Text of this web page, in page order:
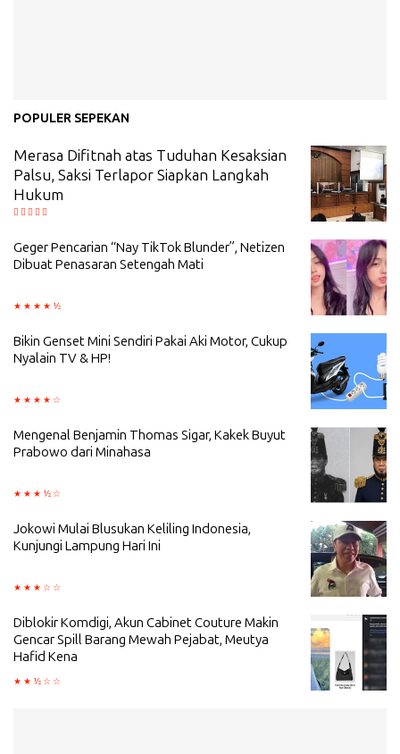
POPULER SEPEKAN
Merasa Difitnah atas Tuduhan Kesaksian
Palsu, Saksi Terlapor Siapkan Langkah
Hukum
Geger Pencarian “Nay TikTok Blunder”, Netizen
Dibuat Penasaran Setengah Mati
Bikin Genset Mini Sendiri Pakai Aki Motor, Cukup
Nyalain TV & HP!
Mengenal Benjamin Thomas Sigar, Kakek Buyut
Prabowo dari Minahasa
Jokowi Mulai Blusukan Keliling Indonesia,
Kunjungi Lampung Hari Ini
Diblokir Komdigi, Akun Cabinet Couture Makin
Gencar Spill Barang Mewah Pejabat, Meutya
Hafid Kena